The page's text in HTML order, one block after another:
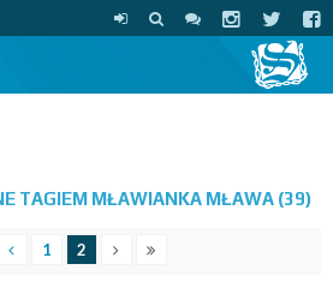
TAGIEM MŁAWIANKA MŁAWA (39)
1 2